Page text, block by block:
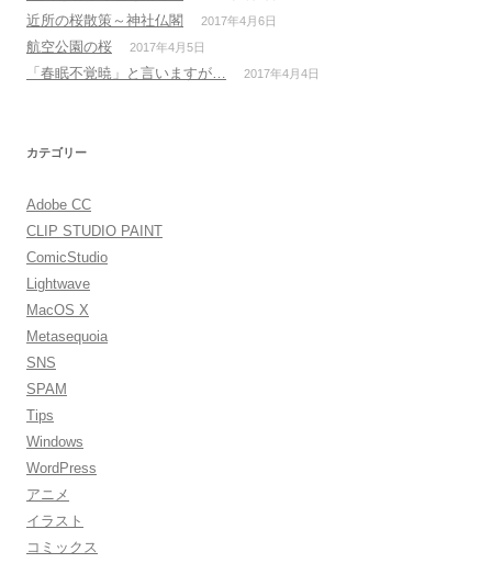
近所の桜散策～神社仏閣 2017年4月6日
航空公園の桜 2017年4月5日
「春眠不覚暁」と言いますが… 2017年4月4日
カテゴリー
Adobe CC
CLIP STUDIO PAINT
ComicStudio
Lightwave
MacOS X
Metasequoia
SNS
SPAM
Tips
Windows
WordPress
アニメ
イラスト
コミックス